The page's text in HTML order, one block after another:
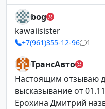
bog
kawaiisister
+7(961)355-12-96 1
ТрансАвто
Настоящим отзываю
высказывание от
Ерохина Дмитрий